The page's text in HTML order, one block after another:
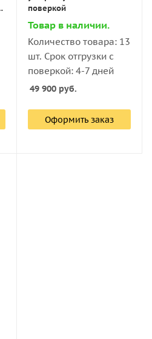
поверкой
Товар в наличии.
Количество товара: 13
шт. Срок отгрузки с
поверкой: 4-7 дней
49 900руб.
Оформить заказ